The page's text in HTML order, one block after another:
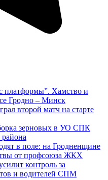
платформы”. Хамство и
Гродно – Минск
второй матч на старте
зерновых в УО СПК
в поле: на Гродненщине
от профсоюза ЖКХ
контроль за
и водителей СПМ